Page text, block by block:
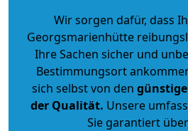
Wir sorgen dafür, dass
Georgsmarienhütte
Ihre Sachen sicher und
Bestimmungsort
sich selbst von den
der Qualität. Unsere
Sie garantiert